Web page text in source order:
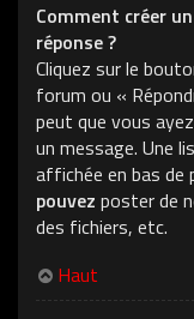
Comment créer
réponse ?
Cliquez sur le
forum ou «
peut que vous
un message. Une
affichée en bas de
pouvez poster de
des fichiers, etc.
Haut